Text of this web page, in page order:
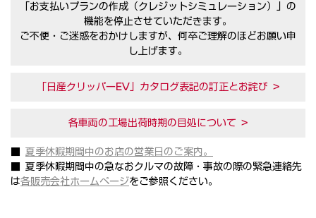
「お支払いプランの作成（クレジットシミュレーション）」の
機能を停止させていただきます。
ご不便・ご迷惑をおかけしますが、何卒ご理解のほどお願い申
し上げます。
「日産クリッパーEV」カタログ表記の訂正とお詫び >
各車両の工場出荷時期の目処について >
夏季休暇期間中のお店の営業日のご案内。
■ 夏季休暇期間中の急なおクルマの故障・事故の際の緊急連絡先
は各販売会社ホームページをご参照ください。